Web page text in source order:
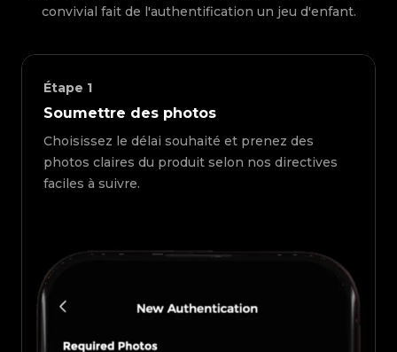
convivial fait de l'authentification un jeu d'enfant.
Étape 1
Soumettre des photos
Choisissez le délai souhaité et prenez des
photos claires du produit selon nos directives
faciles à suivre.